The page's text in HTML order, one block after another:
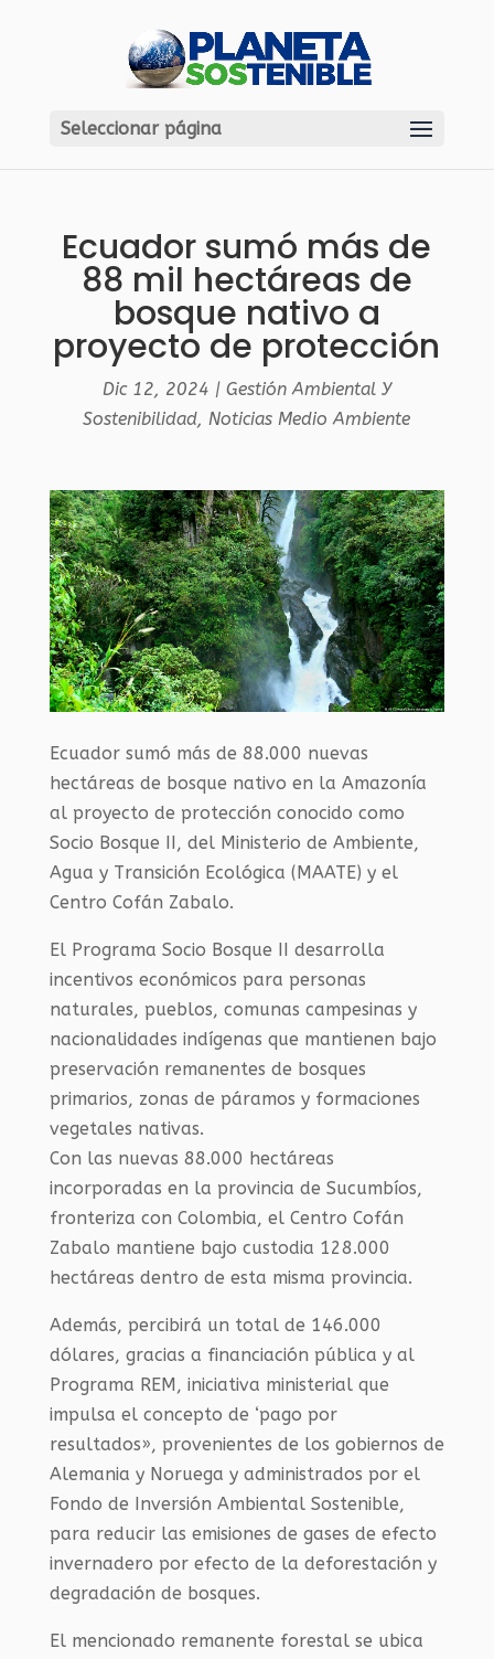
Seleccionar página
Ecuador sumó más de
88 mil hectáreas de
bosque nativo a
proyecto de protección
Dic 12, 2024 | Gestión Ambiental Y
Sostenibilidad,Noticias Medio Ambiente
Ecuador sumó más de 88.000 nuevas
hectáreas de bosque nativo en la Amazonía
al proyecto de protección conocido como
Socio Bosque II, del Ministerio de Ambiente,
Agua y Transición Ecológica (MAATE) y el
Centro Cofán Zabalo.
El Programa Socio Bosque II desarrolla
incentivos económicos para personas
naturales, pueblos, comunas campesinas y
nacionalidades indígenas que mantienen bajo
preservación remanentes de bosques
primarios, zonas de páramos y formaciones
vegetales nativas.
Con las nuevas 88.000 hectáreas
incorporadas en la provincia de Sucumbíos,
fronteriza con Colombia, el Centro Cofán
Zabalo mantiene bajo custodia 128.000
hectáreas dentro de esta misma provincia.
Además, percibirá un total de 146.000
dólares, gracias a financiación pública y al
Programa REM, iniciativa ministerial que
impulsa el concepto de ‘pago por
resultados», provenientes de los gobiernos de
Alemania y Noruega y administrados por el
Fondo de Inversión Ambiental Sostenible,
para reducir las emisiones de gases de efecto
invernadero por efecto de la deforestación y
degradación de bosques.
El mencionado remanente forestal se ubica